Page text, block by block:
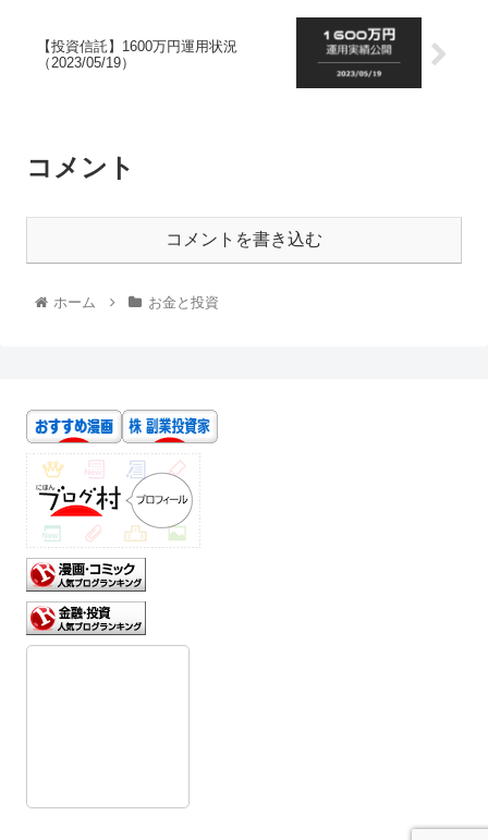
【投資信託】1600万円運用状況
（2023/05/19）
コメント
コメントを書き込む
ホーム お金と投資